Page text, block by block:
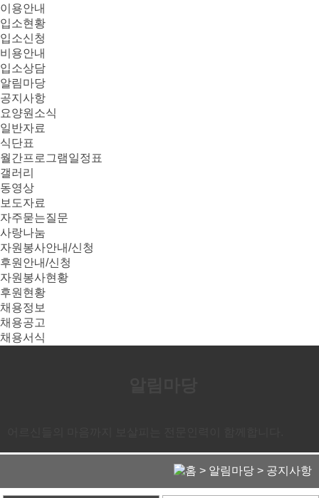
이용안내
입소현황
입소신청
비용안내
입소상담
알림마당
공지사항
요양원소식
일반자료
식단표
월간프로그램일정표
갤러리
동영상
보도자료
자주묻는질문
사랑나눔
자원봉사안내/신청
후원안내/신청
자원봉사현황
후원현황
채용정보
채용공고
채용서식
> 알림마당 > 공지사항